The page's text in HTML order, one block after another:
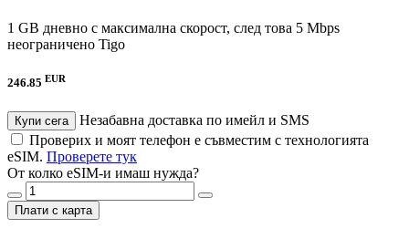
1 GB дневно с максимална скорост, след това 5 Mbps
неограничено Tigo
246.85 EUR
Купи сега
Незабавна доставка по имейл и SMS
Проверих и моят телефон е съвместим с технологията
eSIM. Проверете тук
От колко eSIM-и имаш нужда?
Плати с карта